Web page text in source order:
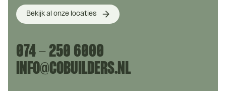
Bekijk al onze locaties
074 - 250 6000
INFO@COBUILDERS.NL